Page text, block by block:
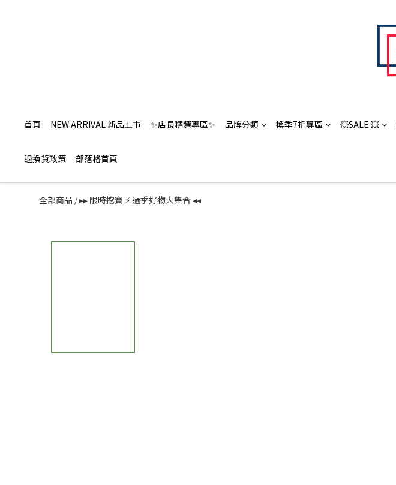
首頁 NEW ARRIVAL 新品上市 ✨店長精選專區✨ 品牌分類 換季7折專區 💥SALE 💥
退換貨政策 部落格首頁
全部商品 /▸▸ 限時挖寶 ⚡️ 過季好物大集合 ◂◂